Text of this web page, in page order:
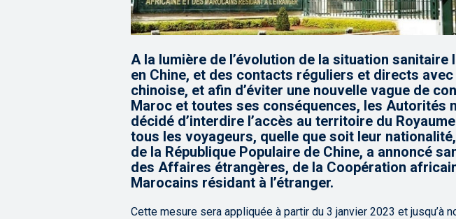
A la lumière de l’évolution de la situation sanitaire
en Chine, et des contacts réguliers et directs
chinoise, et afin d’éviter une nouvelle vague de
Maroc et toutes ses conséquences, les Autorités
décidé d’interdire l’accès au territoire du
tous les voyageurs, quelle que soit leur
de la République Populaire de Chine, a annoncé
des Affaires étrangères, de la Coopération
Marocains résidant à l’étranger.
Cette mesure sera appliquée à partir du 3 janvier 2023 et jusqu’à